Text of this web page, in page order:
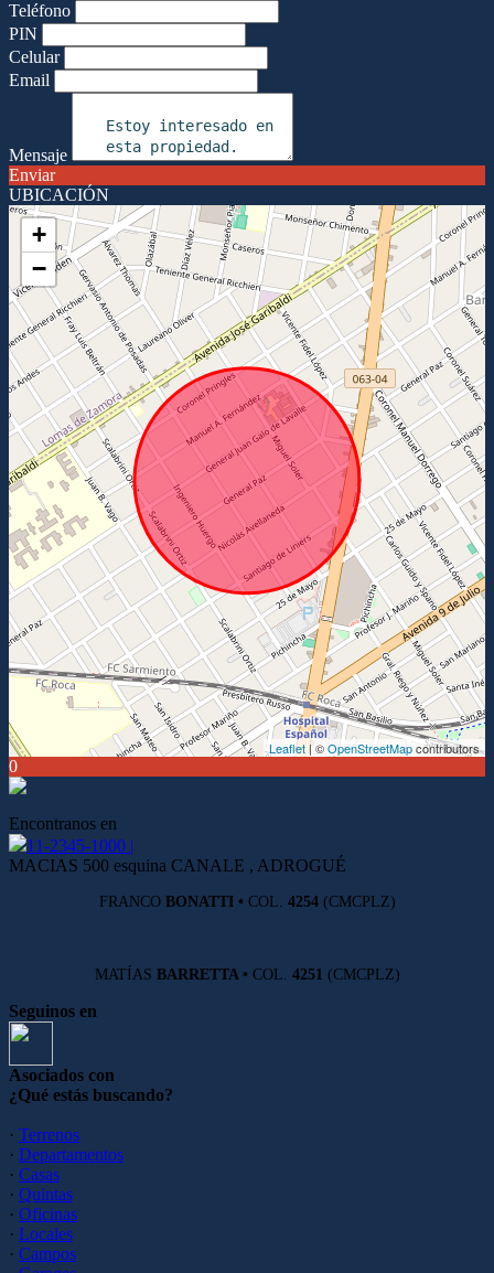
Teléfono
PIN
Celular
Email
Mensaje
Enviar
UBICACIÓN
+
−
Leaflet| ©OpenStreetMapcontributors
0
Encontranos en
11-2345-1000 |
MACIAS 500 esquina CANALE , ADROGUÉ
FRANCO BONATTI • COL. 4254(CMCPLZ)
MATÍAS BARRETTA • COL. 4251 (CMCPLZ)
Seguinos en
Asociados con
¿Qué estás buscando?
· Terrenos
· Departamentos
· Casas
· Quintas
· Oficinas
· Locales
· Campos